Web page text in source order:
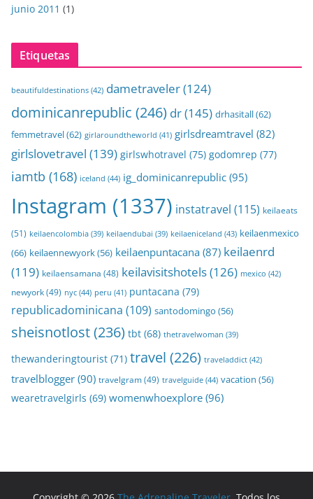
junio 2011 (1)
Etiquetas
beautifuldestinations (42) dametraveler(124)
dominicanrepublic (246) dr(145) drhasitall(62)
femmetravel(62) girlaroundtheworld (41) girlsdreamtravel (82)
girlslovetravel (139) girlswhotravel (75) godomrep (77)
iamtb (168) iceland (44) ig_dominicanrepublic (95)
Instagram (1337) instatravel (115) keilaeats
(51) keilaencolombia (39) keilaendubai (39) keilaeniceland (43) keilaenmexico
(66) keilaennewyork(56) keilaenpuntacana (87) keilaenrd
(119) keilaensamana (48) keilavisitshotels(126) mexico (42)
newyork(49) nyc (44) peru (41) puntacana (79)
republicadominicana (109) santodomingo (56)
sheisnotlost(236) tbt (68) thetravelwoman (39)
thewanderingtourist (71) travel (226) traveladdict (42)
travelblogger (90) travelgram(49) travelguide (44) vacation (56)
wearetravelgirls (69) womenwhoexplore(96)